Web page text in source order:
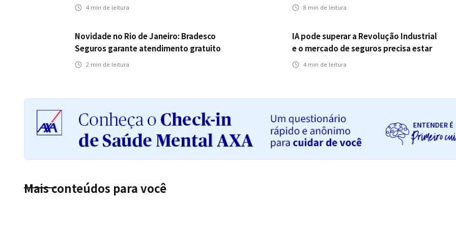
Icatu Seguros eleva capital segurado
4 min de leitura
tecnologia
8 min de leitura
Novidade no Rio de Janeiro: Bradesco
Seguros garante atendimento gratuito
na Ponte Rio-Niterói
2 min de leitura
IA pode superar a Revolução Industrial
e o mercado de seguros precisa estar
preparado
4min de leitura
Mais conteúdos para você